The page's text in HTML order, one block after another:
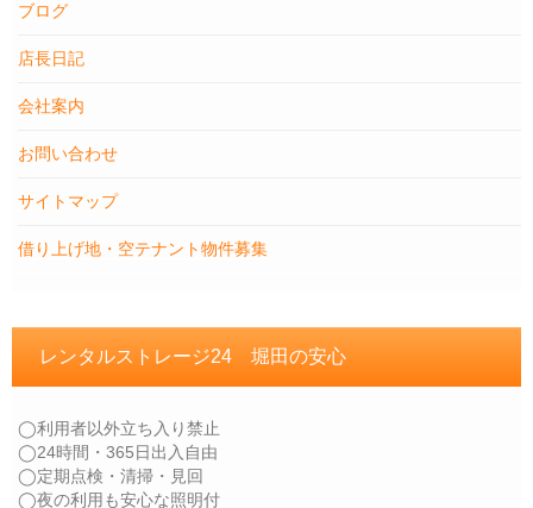
ブログ
店長日記
会社案内
お問い合わせ
サイトマップ
借り上げ地・空テナント物件募集
レンタルストレージ24 堀田の安心
◯利用者以外立ち入り禁止
◯24時間・365日出入自由
◯定期点検・清掃・見回
◯夜の利用も安心な照明付